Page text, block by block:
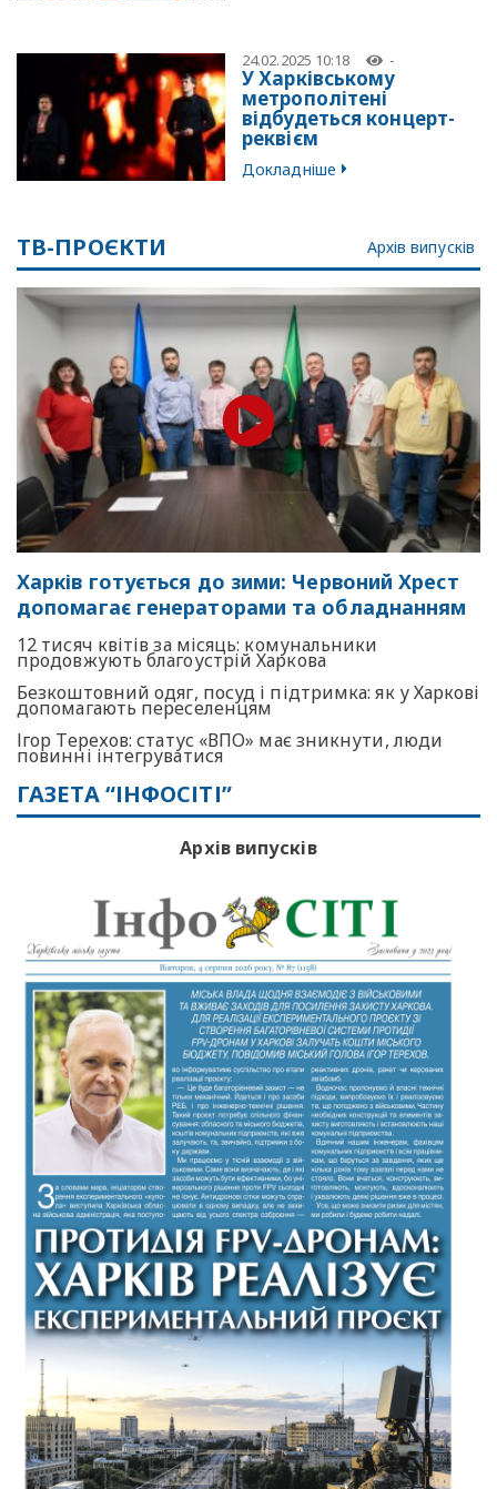
24.02.2025 10:18 -
У Харківському
метрополітені
відбудеться концерт-
реквієм
Докладніше
ТВ-ПРОЄКТИ Архів випусків
Харків готується до зими: Червоний Хрест
допомагає генераторами та обладнанням
12 тисяч квітів за місяць: комунальники
продовжують благоустрій Харкова
Безкоштовний одяг, посуд і підтримка: як у Харкові
допомагають переселенцям
Ігор Терехов: статус «ВПО» має зникнути, люди
повинні інтегруватися
ГАЗЕТА “ІНФОСІТІ”
Архів випусків